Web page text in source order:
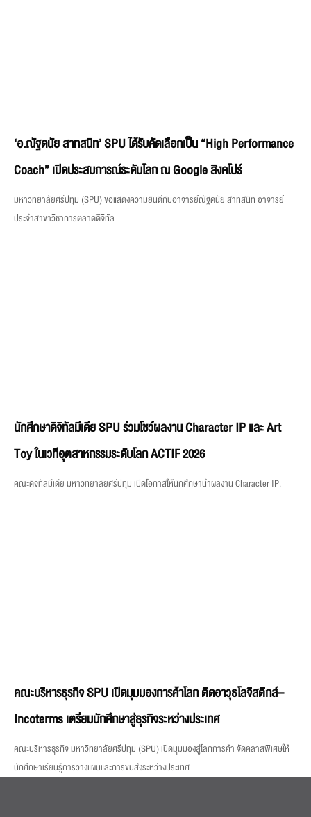
‘อ.ณัฐดนัย สาทสนิท’ SPU ได้รับคัดเลือกเป็น “High Performance
Coach” เปิดประสบการณ์ระดับโลก ณ Google สิงคโปร์
มหาวิทยาลัยศรีปทุม (SPU) ขอแสดงความยินดีกับอาจารย์ณัฐดนัย สาทสนิท อาจารย์
ประจำสาขาวิชาการตลาดดิจิทัล
นักศึกษาดิจิทัลมีเดีย SPU ร่วมโชว์ผลงาน Character IP และ Art
Toy ในเวทีอุตสาหกรรมระดับโลก ACTIF 2026
คณะดิจิทัลมีเดีย มหาวิทยาลัยศรีปทุม เปิดโอกาสให้นักศึกษานำผลงาน Character IP,
คณะบริหารธุรกิจ SPU เปิดมุมมองการค้าโลก ติดอาวุธโลจิสติกส์–
Incoterms เตรียมนักศึกษาสู่ธุรกิจระหว่างประเทศ
คณะบริหารธุรกิจ มหาวิทยาลัยศรีปทุม (SPU) เปิดมุมมองสู่โลกการค้า จัดคลาสพิเศษให้
นักศึกษาเรียนรู้การวางแผนและการขนส่งระหว่างประเทศ